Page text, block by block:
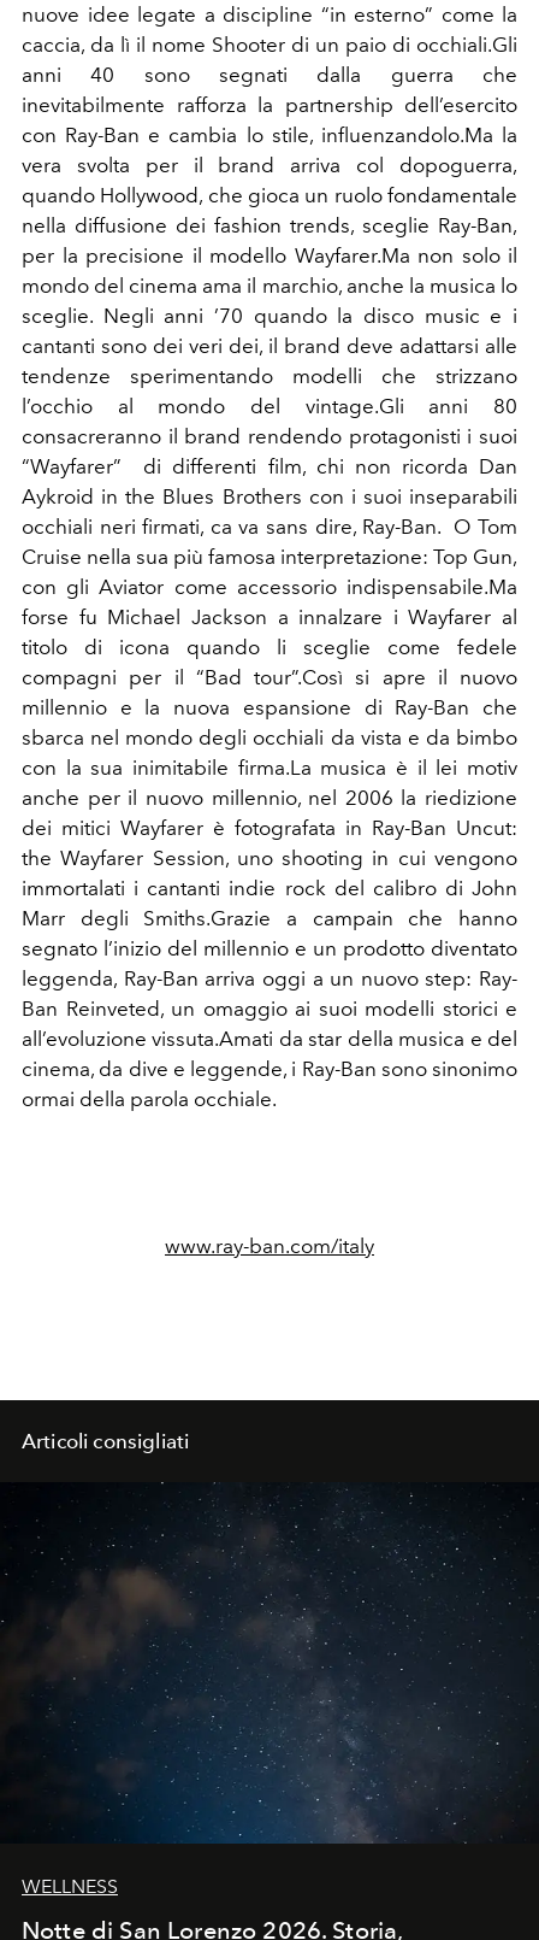
nuove idee legate a discipline “in esterno” come la
caccia, da lì il nome Shooter di un paio di occhiali.Gli
anni 40 sono segnati dalla guerra che
inevitabilmente rafforza la partnership dell’esercito
con Ray-Ban e cambia lo stile, influenzandolo.Ma la
vera svolta per il brand arriva col dopoguerra,
quando Hollywood, che gioca un ruolo fondamentale
nella diffusione dei fashion trends, sceglie Ray-Ban,
per la precisione il modello Wayfarer.Ma non solo il
mondo del cinema ama il marchio, anche la musica lo
sceglie. Negli anni ’70 quando la disco music e i
cantanti sono dei veri dei, il brand deve adattarsi alle
tendenze sperimentando modelli che strizzano
l’occhio al mondo del vintage.Gli anni 80
consacreranno il brand rendendo protagonisti i suoi
“Wayfarer” di differenti film, chi non ricorda Dan
Aykroid in the Blues Brothers con i suoi inseparabili
occhiali neri firmati, ca va sans dire, Ray-Ban. O Tom
Cruise nella sua più famosa interpretazione: Top Gun,
con gli Aviator come accessorio indispensabile.Ma
forse fu Michael Jackson a innalzare i Wayfarer al
titolo di icona quando li sceglie come fedele
compagni per il “Bad tour”.Così si apre il nuovo
millennio e la nuova espansione di Ray-Ban che
sbarca nel mondo degli occhiali da vista e da bimbo
con la sua inimitabile firma.La musica è il lei motiv
anche per il nuovo millennio, nel 2006 la riedizione
dei mitici Wayfarer è fotografata in Ray-Ban Uncut:
the Wayfarer Session, uno shooting in cui vengono
immortalati i cantanti indie rock del calibro di John
Marr degli Smiths.Grazie a campain che hanno
segnato l’inizio del millennio e un prodotto diventato
leggenda, Ray-Ban arriva oggi a un nuovo step: Ray-
Ban Reinveted, un omaggio ai suoi modelli storici e
all’evoluzione vissuta.Amati da star della musica e del
cinema, da dive e leggende, i Ray-Ban sono sinonimo
ormai della parola occhiale.
www.ray-ban.com/italy
Articoli consigliati
WELLNESS
Notte di San Lorenzo 2026. Storia,